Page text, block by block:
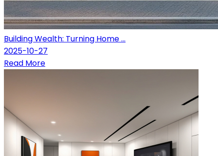
Building Wealth: Turning Home ...
2025-10-27
Read More